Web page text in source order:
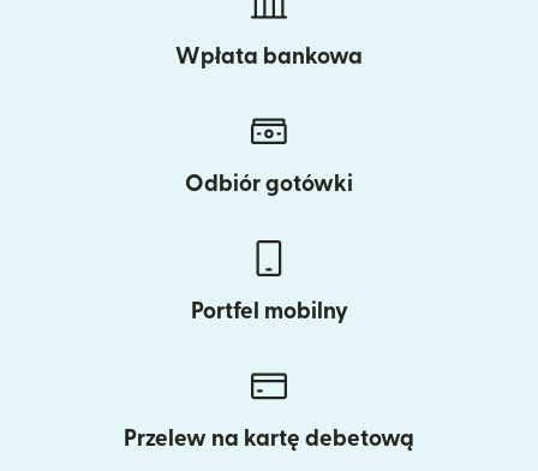
Wpłata bankowa
Odbiór gotówki
Portfel mobilny
Przelew na kartę debetową